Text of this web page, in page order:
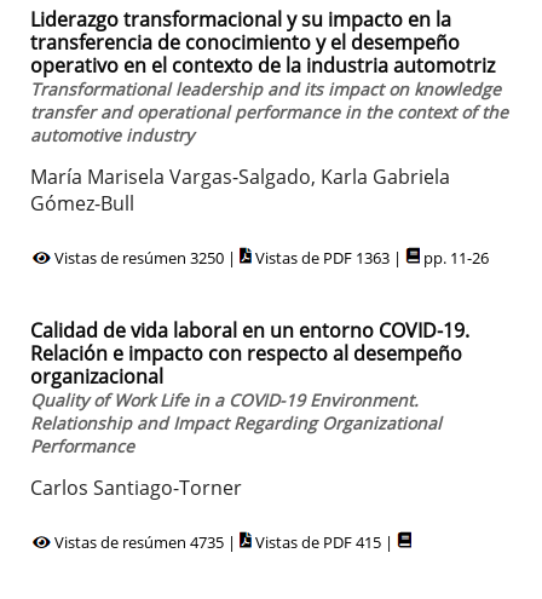
Liderazgo transformacional y su impacto en la
transferencia de conocimiento y el desempeño
operativo en el contexto de la industria automotriz
Transformational leadership and its impact on knowledge
transfer and operational performance in the context of the
automotive industry
María Marisela Vargas-Salgado, Karla Gabriela
Gómez-Bull
Vistas de resúmen 3250 | Vistas de PDF 1363 | pp. 11-26
Calidad de vida laboral en un entorno COVID-19.
Relación e impacto con respecto al desempeño
organizacional
Quality of Work Life in a COVID-19 Environment.
Relationship and Impact Regarding Organizational
Performance
Carlos Santiago-Torner
Vistas de resúmen 4735 | Vistas de PDF 415 |